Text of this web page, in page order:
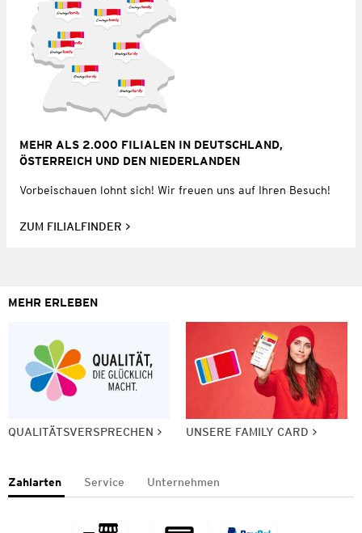
MEHR ALS 2.000 FILIALEN IN DEUTSCHLAND,
ÖSTERREICH UND DEN NIEDERLANDEN
Vorbeischauen lohnt sich! Wir freuen uns auf Ihren Besuch!
ZUM FILIALFINDER
MEHR ERLEBEN
QUALITÄTSVERSPRECHEN UNSERE FAMILY CARD
Zahlarten Service Unternehmen